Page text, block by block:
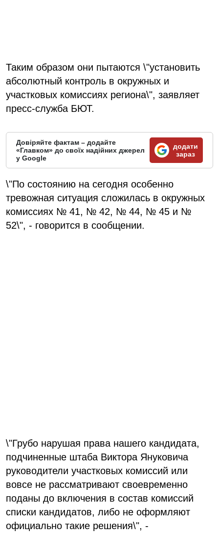
Таким образом они пытаются \"установить
абсолютный контроль в окружных и
участковых комиссиях региона\", заявляет
пресс-служба БЮТ.
Довіряйте фактам – додайте
«Главком» до своїх надійних джерел
у Google
додати
зараз
\"По состоянию на сегодня особенно
тревожная ситуация сложилась в окружных
комиссиях № 41, № 42, № 44, № 45 и №
52\", - говорится в сообщении.
\"Грубо нарушая права нашего кандидата,
подчиненные штаба Виктора Януковича
руководители участковых комиссий или
вовсе не рассматривают своевременно
поданы до включения в состав комиссий
списки кандидатов, либо не оформляют
официально такие решения\", -